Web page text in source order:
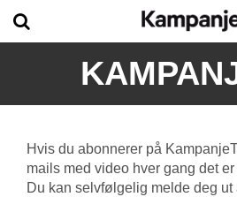
Hvis du abonnerer på
mails med video hver gang det
Du kan selvfølgelig melde deg